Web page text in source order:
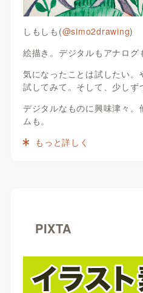
しもしも(@simo2drawing)
絵描き。デジタルもアナログ
気になったことは試したい。
試してみて。そして、少しず
デジタルなものに興味津々
ムも。
もっと詳しく
PIXTA